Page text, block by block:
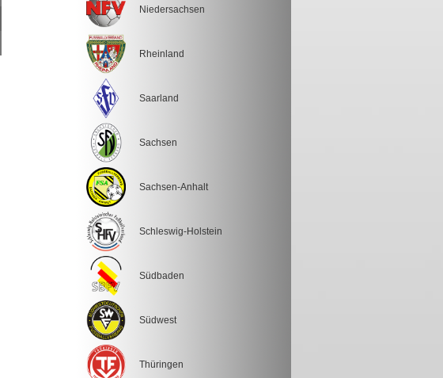
Niedersachsen
Rheinland
Saarland
Sachsen
Sachsen-Anhalt
Schleswig-Holstein
Südbaden
Südwest
Thüringen